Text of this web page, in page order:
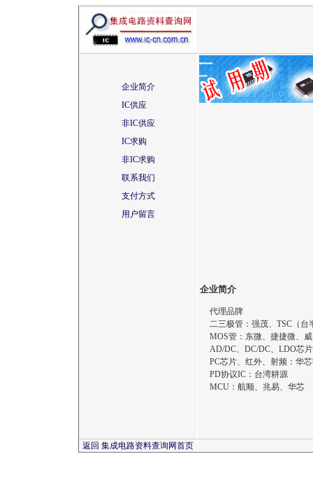
企业简介
IC供应
非IC供应
IC求购
非IC求购
联系我们
支付方式
用户留言
企业简介
代理品牌
二三极管：强茂、TSC（台
MOS管：东微、捷捷微、
AD/DC、DC/DC、LDO芯
PC芯片、红外、射频：华
PD协议IC：台湾耕源
MCU：航顺、兆易、华芯
返回 集成电路资料查询网首页